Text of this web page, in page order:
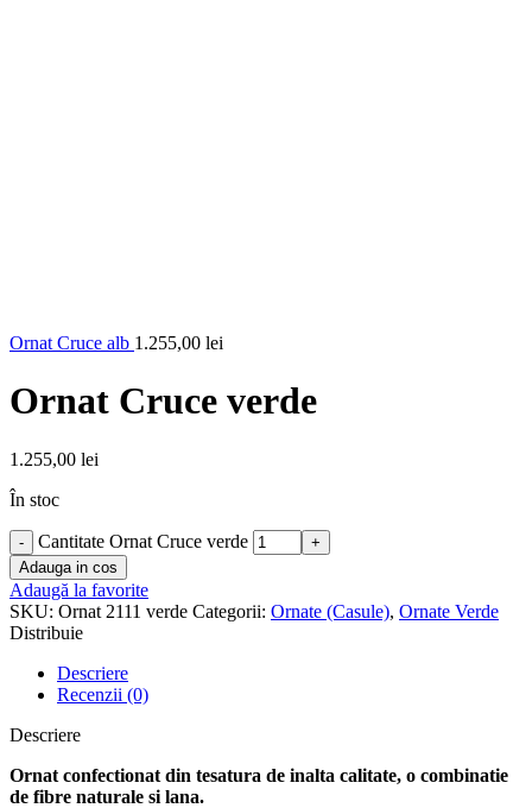
Ornat Cruce alb 1.255,00 lei
Ornat Cruce verde
1.255,00 lei
În stoc
Cantitate Ornat Cruce verde
Adauga in cos
Adaugă la favorite
SKU: Ornat 2111 verde Categorii: Ornate (Casule), Ornate Verde
Distribuie
Descriere
Recenzii (0)
Descriere
Ornat confectionat din tesatura de inalta calitate, o combinatie
de fibre naturale si lana.